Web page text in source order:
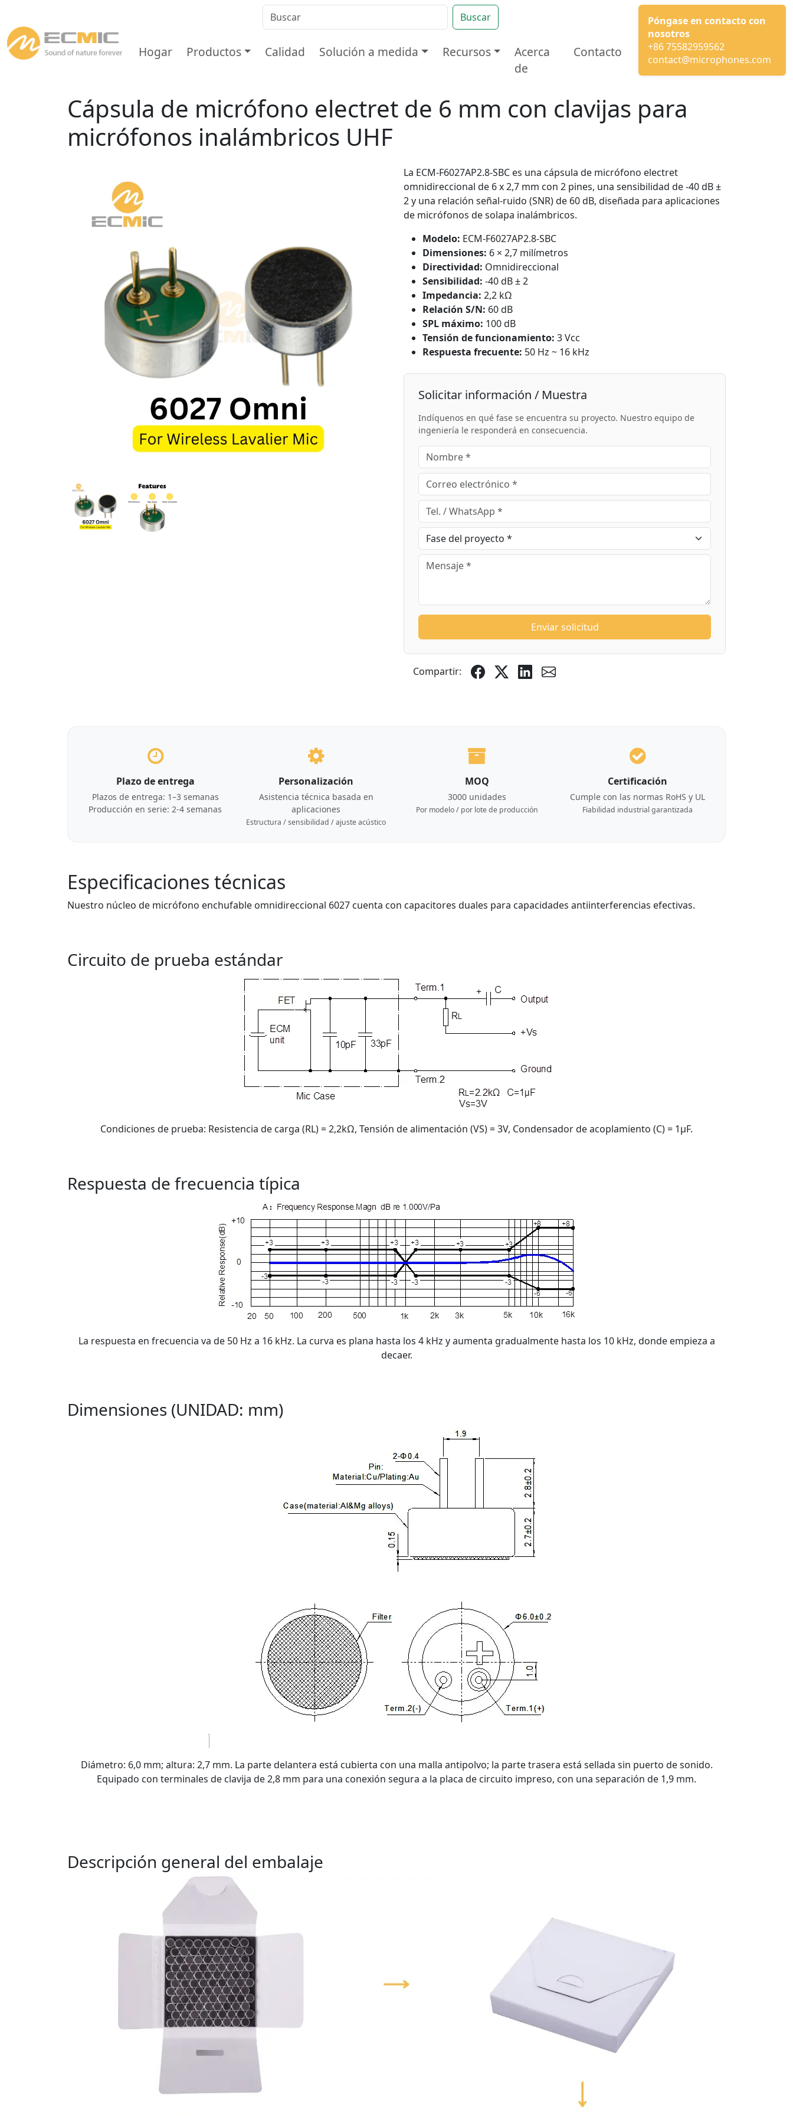
Buscar
Hogar Productos Calidad Solución a medida Recursos
Acerca
de
Contacto
Póngase en contacto con
nosotros
+86 75582959562
contact@microphones.com
Cápsula de micrófono electret de 6 mm con clavijas para
micrófonos inalámbricos UHF
La ECM-F6027AP2.8-SBC es una cápsula de micrófono electret
omnidireccional de 6 x 2,7 mm con 2 pines, una sensibilidad de -40 dB ±
2 y una relación señal-ruido (SNR) de 60 dB, diseñada para aplicaciones
de micrófonos de solapa inalámbricos.
Modelo: ECM-F6027AP2.8-SBC
Dimensiones: 6 × 2,7 milímetros
Directividad: Omnidireccional
Sensibilidad: -40 dB ± 2
Impedancia: 2,2 kΩ
Relación S/N: 60 dB
SPL máximo: 100 dB
Tensión de funcionamiento: 3 Vcc
Respuesta frecuente: 50 Hz ~ 16 kHz
Solicitar información / Muestra
Indíquenos en qué fase se encuentra su proyecto. Nuestro equipo de
ingeniería le responderá en consecuencia.
Enviar solicitud
Compartir:
Plazo de entrega
Plazos de entrega: 1–3 semanas
Producción en serie: 2-4 semanas
Personalización
Asistencia técnica basada en
aplicaciones
Estructura / sensibilidad / ajuste acústico
MOQ
3000 unidades
Por modelo / por lote de producción
Certificación
Cumple con las normas RoHS y UL
Fiabilidad industrial garantizada
Especificaciones técnicas
Nuestro núcleo de micrófono enchufable omnidireccional 6027 cuenta con capacitores duales para capacidades antiinterferencias efectivas.
Circuito de prueba estándar
Condiciones de prueba: Resistencia de carga (RL) = 2,2kΩ, Tensión de alimentación (VS) = 3V, Condensador de acoplamiento (C) = 1μF.
Respuesta de frecuencia típica
La respuesta en frecuencia va de 50 Hz a 16 kHz. La curva es plana hasta los 4 kHz y aumenta gradualmente hasta los 10 kHz, donde empieza a
decaer.
Dimensiones (UNIDAD: mm)
Diámetro: 6,0 mm; altura: 2,7 mm. La parte delantera está cubierta con una malla antipolvo; la parte trasera está sellada sin puerto de sonido.
Equipado con terminales de clavija de 2,8 mm para una conexión segura a la placa de circuito impreso, con una separación de 1,9 mm.
Descripción general del embalaje